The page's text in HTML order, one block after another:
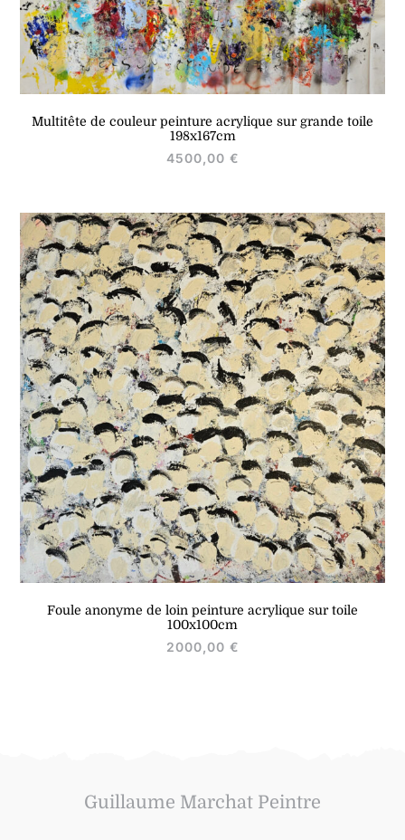
Multitête de couleur peinture acrylique sur grande toile
198x167cm
4500,00 €
Foule anonyme de loin peinture acrylique sur toile
100x100cm
2000,00 €
Guillaume Marchat Peintre